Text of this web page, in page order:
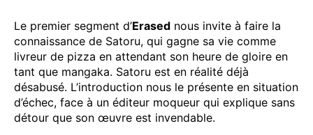
Le premier segment d’Erased nous invite à faire la
connaissance de Satoru, qui gagne sa vie comme
livreur de pizza en attendant son heure de gloire en
tant que mangaka. Satoru est en réalité déjà
désabusé. L’introduction nous le présente en situation
d’échec, face à un éditeur moqueur qui explique sans
détour que son œuvre est invendable.